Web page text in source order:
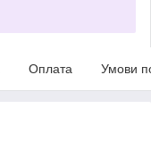
Оплата Умови